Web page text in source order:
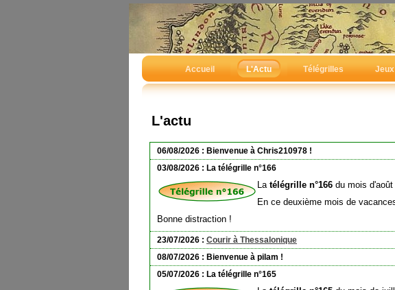
Accueil L'Actu Télégrilles
L'actu
06/08/2026 : Bienvenue à Chris210978 !
03/08/2026 : La télégrille n°166
La télégrille n°166 du mois
En ce deuxième mois de
Bonne distraction !
23/07/2026 : Courir à Thessalonique
08/07/2026 : Bienvenue à pilam !
05/07/2026 : La télégrille n°165